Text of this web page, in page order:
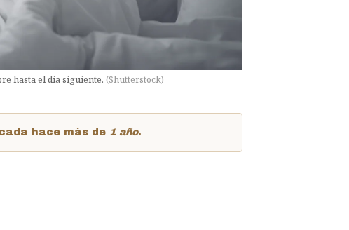
hasta el día siguiente. (Shutterstock)
hace más de 1 año.